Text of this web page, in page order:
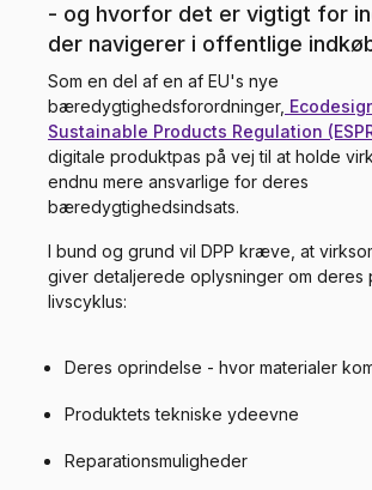
- og hvorfor det er vigtigt for
der navigerer i offentlige
Som en del af en af EU's nye
bæredygtighedsforordninger,
Sustainable Products Regulation
digitale produktpas på vej til at holde
endnu mere ansvarlige for deres
bæredygtighedsindsats.
I bund og grund vil DPP kræve, at
giver detaljerede oplysninger om deres
livscyklus:
Deres oprindelse - hvor materialer
Produktets tekniske ydeevne
Reparationsmuligheder